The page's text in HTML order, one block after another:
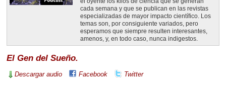
cada semana y que se publican en las revistas
especializadas de mayor impacto científico. Los
temas son, por consiguiente variados, pero
esperamos que siempre resulten interesantes,
amenos, y, en todo caso, nunca indigestos.
El Gen del Sueño.
Descargar audio Facebook Twitter